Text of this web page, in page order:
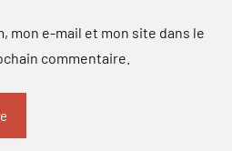
mon e-mail et mon site dans le
commentaire.